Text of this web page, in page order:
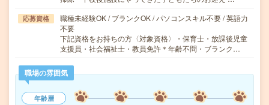
応募資格
職種未経験OK / ブランクOK / パソコンスキル不要 / 英語力
不要
下記資格をお持ちの方〈対象資格〉・保育士・放課後児童
支援員・社会福祉士・教員免許＊年齢不問・ブランク…
職場の雰囲気
年齢層